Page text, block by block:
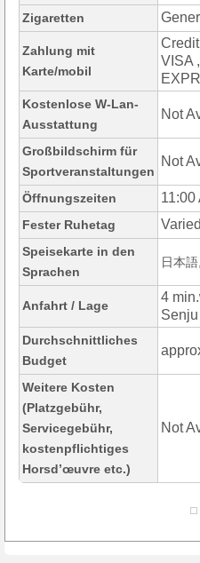
Zigaretten
Zahlung mit
Karte/mobil
VISA
Kostenlose W-Lan-
Ausstattung
Not
Großbildschirm für
Sportveranstaltungen
Not
Öffnungszeiten 11:00
Fester Ruhetag Varied
Speisekarte in den
Sprachen
日本
Anfahrt / Lage
4
Durchschnittliches
Budget
Weitere Kosten
(Platzgebühr,
Servicegebühr,
kostenpflichtiges
Horsd’œuvre etc.)
Not